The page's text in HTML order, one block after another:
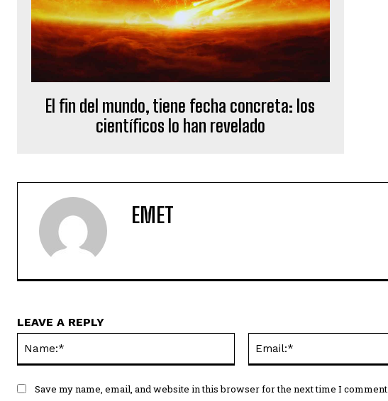
El fin del mundo, tiene fecha concreta: los
científicos lo han revelado
EMET
LEAVE A REPLY
Save my name, email, and website in this browser for the next time I comment.